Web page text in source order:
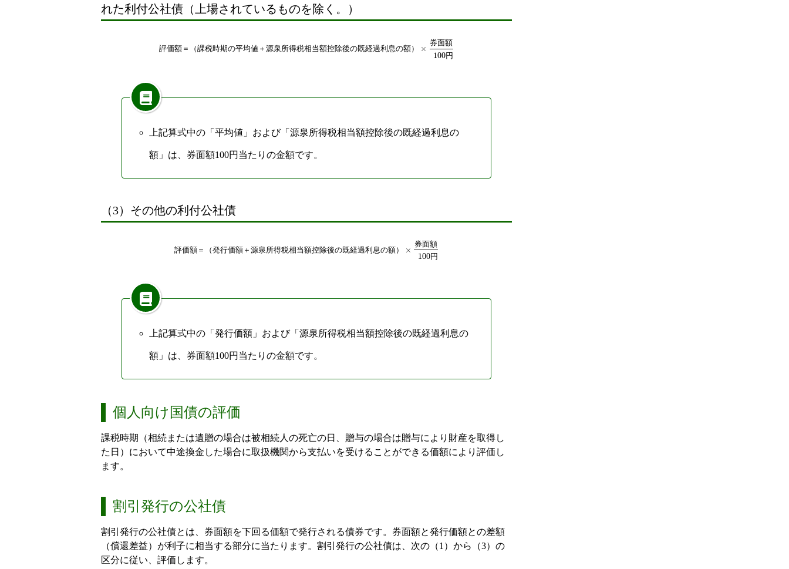
れた利付公社債（上場されているものを除く。）
評価額＝ （課税時期の平均値＋ 源泉所得税相当額控除後の既経過利 息の額） ×
券面額
100円
上記算式中の「平均値」および「源泉所得税相当額控除後の既経過利息の
額」は、券面額100円当たりの金額です。
（3）その他の利付公社債
評価額＝ （発行価額＋ 源泉所得税相当額控除後の既経過利息の額） ×
券面額
100円
上記算式中の「発行価額」および「源泉所得税相当額控除後の既経過利息の
額」は、券面額100円当たりの金額です。
個人向け国債の評価
課税時期（相続または遺贈の場合は被相続人の死亡の日、贈与の場合は贈与により財産を取得し
た日）において中途換金した場合に取扱機関から支払いを受けることができる価額により評価し
ます。
割引発行の公社債
割引発行の公社債とは、券面額を下回る価額で発行される債券です。券面額と発行価額との差額
（償還差益）が利子に相当する部分に当たります。割引発行の公社債は、次の（1）から（3）の
区分に従い、評価します。